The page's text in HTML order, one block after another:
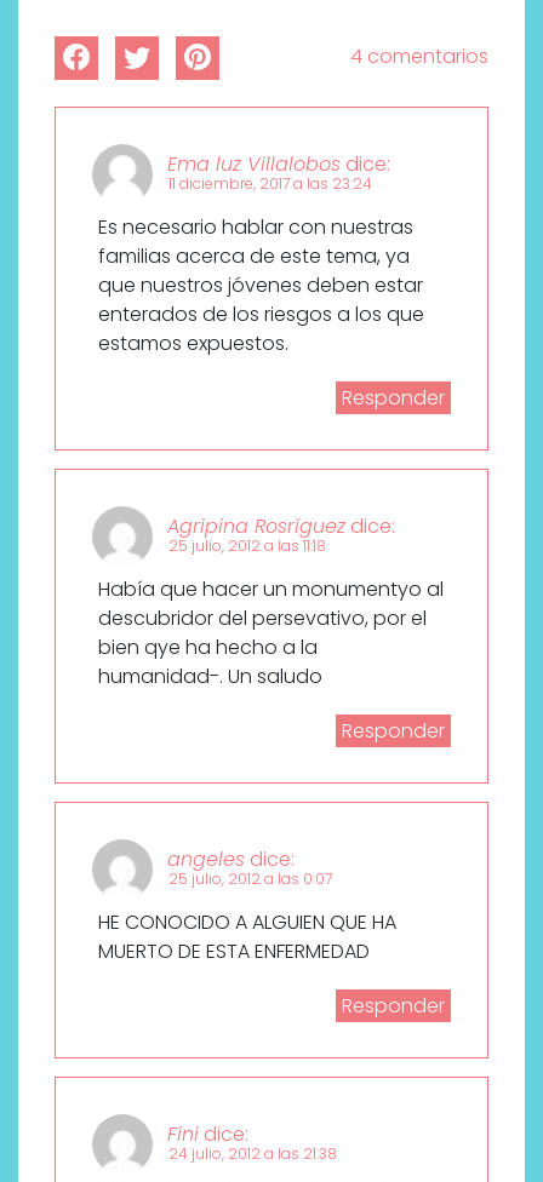
4 comentarios
Ema luz Villalobos dice:
11 diciembre, 2017 a las 23:24
Es necesario hablar con nuestras
familias acerca de este tema, ya
que nuestros jóvenes deben estar
enterados de los riesgos a los que
estamos expuestos.
Responder
Agripina Rosríguez dice:
25 julio, 2012 a las 11:18
Había que hacer un monumentyo al
descubridor del persevativo, por el
bien qye ha hecho a la
humanidad-. Un saludo
Responder
angeles dice:
25 julio, 2012 a las 0:07
HE CONOCIDO A ALGUIEN QUE HA
MUERTO DE ESTA ENFERMEDAD
Responder
Fini dice:
24 julio, 2012 a las 21:38